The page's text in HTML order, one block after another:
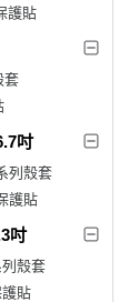
護貼
套
吋
列殼套
護貼
吋
殼套
貼